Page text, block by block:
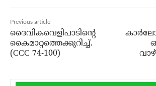
Previous article
ദൈവികവെളിപാടിൻ്റെ
കൈമാറ്റത്തെക്കുറിച്ച്.
(CCC 74-100)